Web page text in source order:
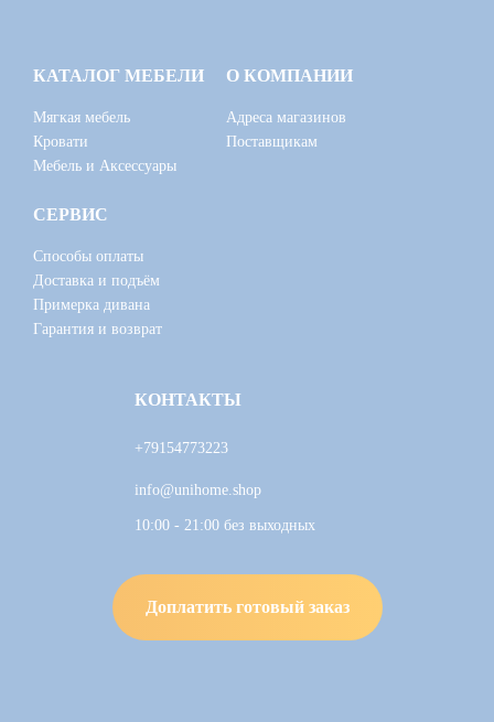
КАТАЛОГ МЕБЕЛИ
Мягкая мебель
Кровати
Мебель и Аксессуары
О КОМПАНИИ
Адреса магазинов
Поставщикам
СЕРВИС
Способы оплаты
Доставка и подъём
Примерка дивана
Гарантия и возврат
КОНТАКТЫ
+79154773223
info@unihome.shop
10:00 - 21:00 без выходных
Доплатить готовый заказ